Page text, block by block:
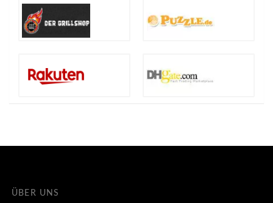
ÜBER UNS